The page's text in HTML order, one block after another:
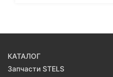
КАТАЛОГ
Запчасти STELS